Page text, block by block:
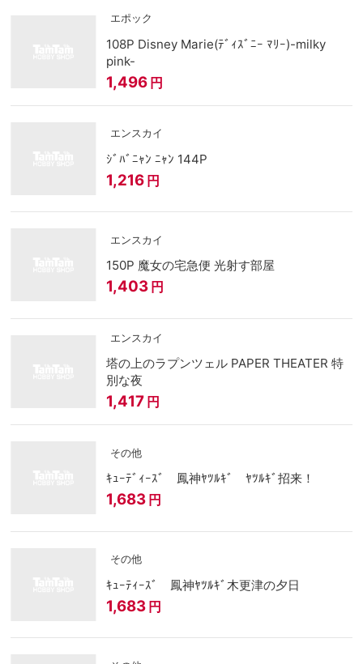
エポック
108P Disney Marie(ﾃﾞｨｽﾞﾆｰ ﾏﾘｰ)-milky
pink-
1,496 円
エンスカイ
ｼﾞﾊﾞﾆｬﾝ ﾆｬﾝ 144P
1,216 円
エンスカイ
150P 魔女の宅急便 光射す部屋
1,403 円
エンスカイ
塔の上のラプンツェル PAPER THEATER 特
別な夜
1,417 円
その他
ｷｭｰﾃﾞｨｰｽﾞ 鳳神ﾔﾂﾙｷﾞ ﾔﾂﾙｷﾞ招来！
1,683 円
その他
ｷｭｰﾃｨｰｽﾞ 鳳神ﾔﾂﾙｷﾞ木更津の夕日
1,683 円